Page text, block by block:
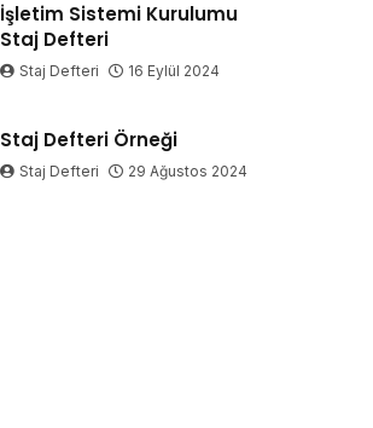
İşletim Sistemi Kurulumu
Staj Defteri
Staj Defteri 16 Eylül 2024
Staj Defteri Örneği
Staj Defteri 29 Ağustos 2024